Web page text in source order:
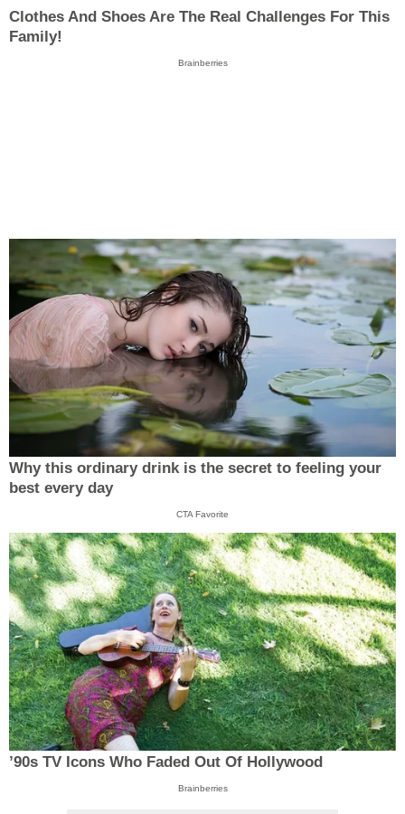
Clothes And Shoes Are The Real Challenges For This
Family!
Brainberries
Why this ordinary drink is the secret to feeling your
best every day
CTA Favorite
’90s TV Icons Who Faded Out Of Hollywood
Brainberries